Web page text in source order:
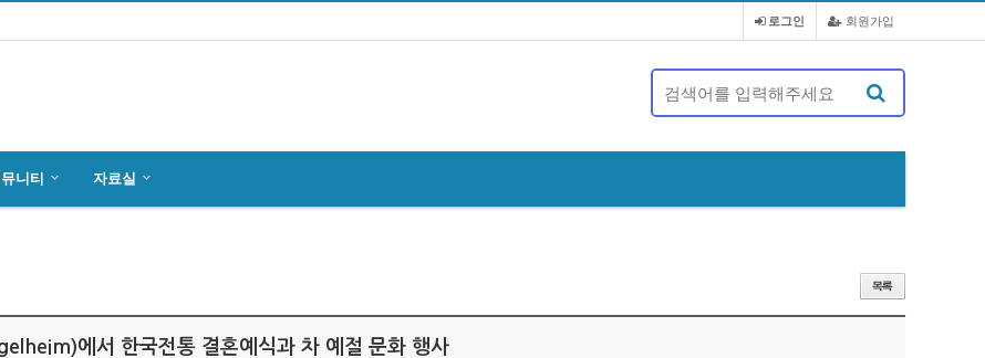
회원가입
로그인
니티 자료실
에서 한국전통 결혼예식과 차 예절 문화 행사